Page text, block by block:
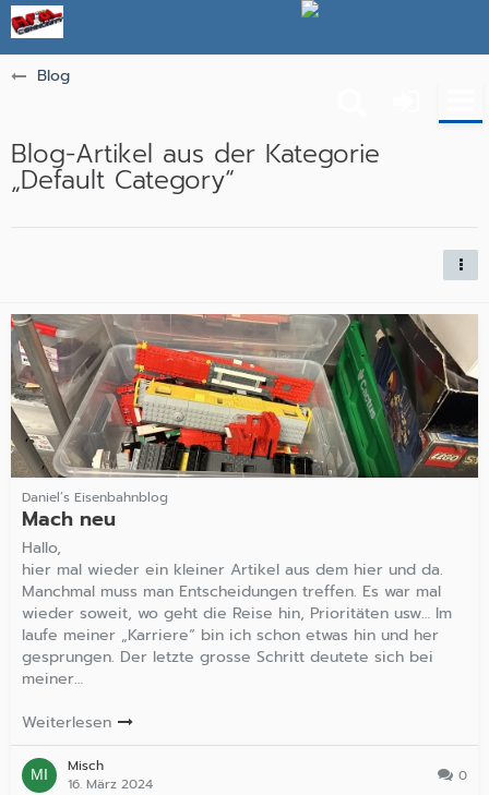
Blog
Blog-Artikel aus der Kategorie
„Default Category“
Daniel’s Eisenbahnblog
Mach neu
Hallo,
hier mal wieder ein kleiner Artikel aus dem hier und da.
Manchmal muss man Entscheidungen treffen. Es war mal
wieder soweit, wo geht die Reise hin, Prioritäten usw… Im
laufe meiner „Karriere“ bin ich schon etwas hin und her
gesprungen. Der letzte grosse Schritt deutete sich bei
meiner…
Weiterlesen
Misch
16. März 2024
0